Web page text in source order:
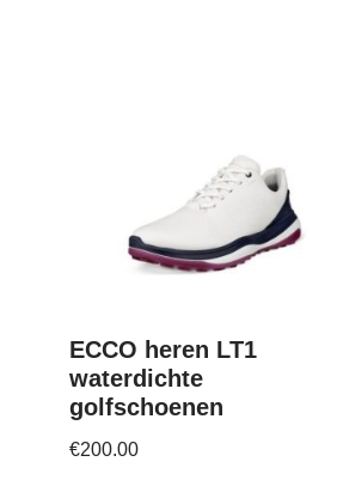
ECCO heren LT1
waterdichte
golfschoenen
€200.00